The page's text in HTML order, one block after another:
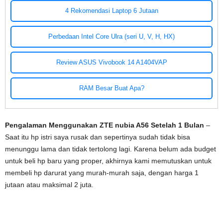
4 Rekomendasi Laptop 6 Jutaan
Perbedaan Intel Core Ulra (seri U, V, H, HX)
Review ASUS Vivobook 14 A1404VAP
RAM Besar Buat Apa?
Pengalaman Menggunakan ZTE nubia A56 Setelah 1 Bulan –
Saat itu hp istri saya rusak dan sepertinya sudah tidak bisa
menunggu lama dan tidak tertolong lagi. Karena belum ada budget
untuk beli hp baru yang proper, akhirnya kami memutuskan untuk
membeli hp darurat yang murah-murah saja, dengan harga 1
jutaan atau maksimal 2 juta.